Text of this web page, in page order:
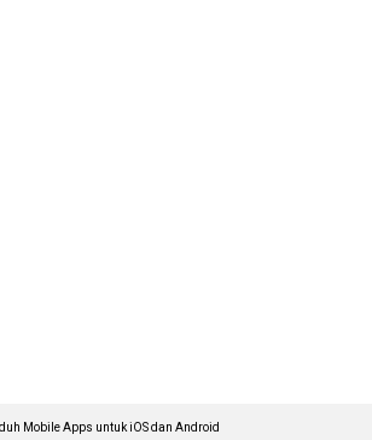
Mobile Apps untuk iOS dan Android